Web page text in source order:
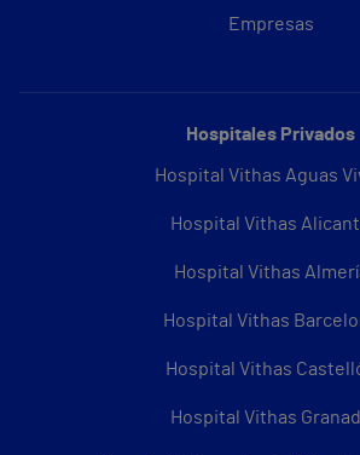
Empresas
Hospitales Privados
Hospital Vithas Aguas
Hospital Vithas
Hospital Vithas
Hospital Vithas
Hospital Vithas
Hospital Vithas